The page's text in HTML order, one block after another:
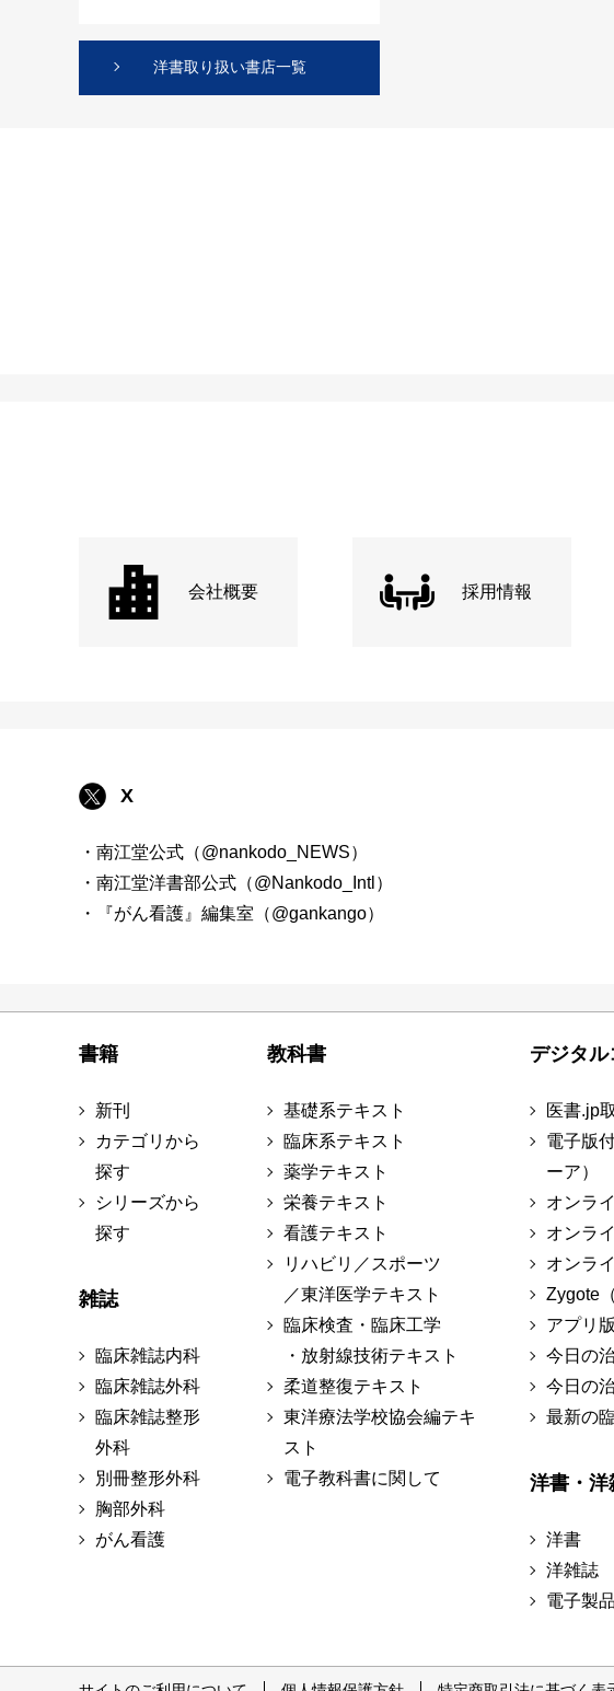
洋書取り扱い書店一覧
会社概要 採用情報
X
・南江堂公式（@nankodo_NEWS）
・南江堂洋書部公式（@Nankodo_Intl）
・『がん看護』編集室（@gankango）
書籍
新刊
カテゴリから
探す
シリーズから
探す
雑誌
臨床雑誌内科
臨床雑誌外科
臨床雑誌整形
外科
別冊整形外科
胸部外科
がん看護
教科書
基礎系テキスト
臨床系テキスト
薬学テキスト
栄養テキスト
看護テキスト
リハビリ／スポーツ
／東洋医学テキスト
臨床検査・臨床工学
・放射線技術テキスト
柔道整復テキスト
東洋療法学校協会編テキ
スト
電子教科書に関して
デジタル
医書.jp
電子版
ーア）
オンラ
オンラ
オンラ
Zygote
アプリ
今日の
今日の
最新の
洋書・洋
洋書
洋雑誌
電子製品